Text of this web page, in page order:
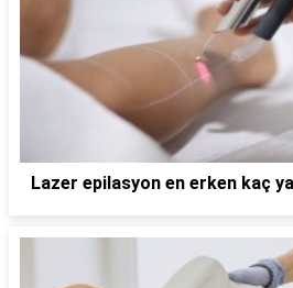
Lazer epilasyon en erken kaç